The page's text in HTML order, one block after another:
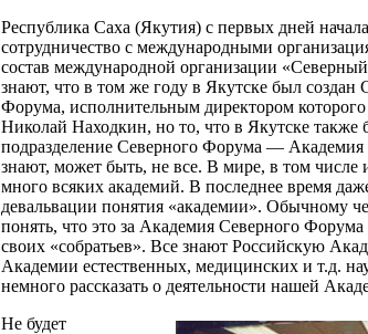
Республика Саха (Якутия) с первых дней
сотрудничество с международными
состав международной организации
знают, что в том же году в Якутске был создан
Форума, исполнительным директором которого
Николай Находкин, но то, что в Якутске также
подразделение Северного Форума —
знают, может быть, не все. В мире, в том числе
много всяких академий. В последнее время
девальвации понятия «академии». Обычному
понять, что это за Академия Северного Форума
своих «собратьев». Все знают Российскую
Академии естественных, медицинских и т.д.
немного рассказать о деятельности нашей
Не будет